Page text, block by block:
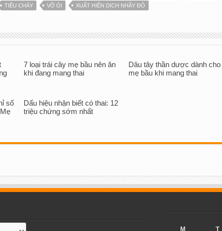
TIÊU CHẢY VỠ ÓI XUẤT HIỆN DỊCH NHẦY ĐỎ
7 loại trái cây mẹ bầu nên ăn
khi đang mang thai
Dâu tây thần dược dành cho
mẹ bầu khi mang thai
số
Dấu hiệu nhận biết có thai: 12
triệu chứng sớm nhất
M
T